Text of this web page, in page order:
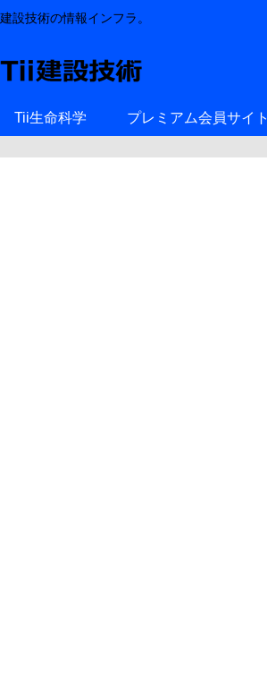
設技術の情報インフラ。
Tii生命科学 プレミアム会員サイト